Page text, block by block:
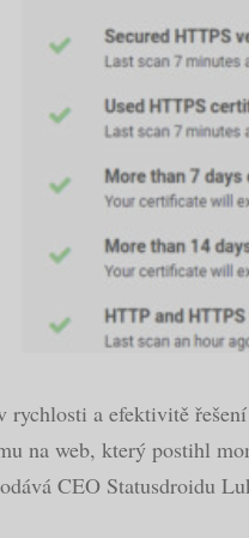
a efektivitě
na web, který postihl
CEO Statusdroidu